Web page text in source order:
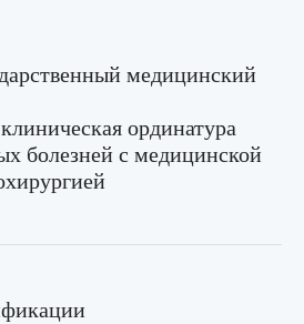
медицинский
ординатура
болезней с медицинской